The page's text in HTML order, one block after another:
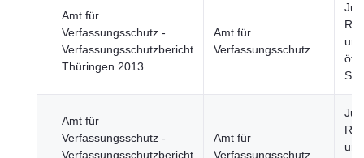
Amt für
Verfassungsschutz -
Verfassungsschutzbericht
Thüringen 2013
Amt für
Verfassungsschutz
und
Amt für
Verfassungsschutz -
Verfassungsschutzbericht
Amt für
Verfassungsschutz
und